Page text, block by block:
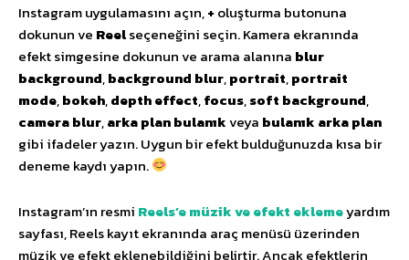
Instagram uygulamasını açın,+ oluşturma butonuna
dokunun ve Reelseçeneğini seçin. Kamera ekranında
efekt simgesine dokunun ve arama alanına blur
background,background blur,portrait,portrait
mode,bokeh,depth effect,focus,soft background,
camera blur,arka plan bulanıkveya bulanık arka plan
gibi ifadeler yazın. Uygun bir efekt bulduğunuzda kısa bir
deneme kaydı yapın.
Instagram’ın resmi Reels’e müzik ve efekt eklemeyardım
sayfası, Reels kayıt ekranında araç menüsü üzerinden
müzik ve efekt eklenebildiğini belirtir. Ancak efektlerin